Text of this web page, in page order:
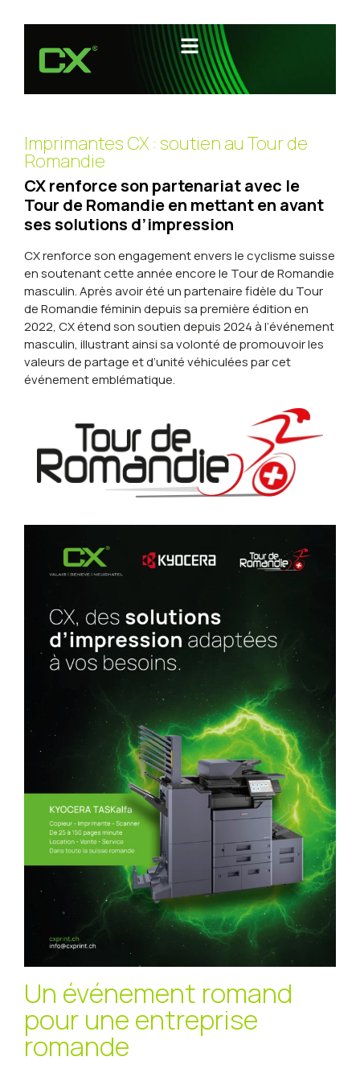
Imprimantes CX : soutien au Tour de
Romandie
CX renforce son partenariat avec le
Tour de Romandie en mettant en avant
ses solutions d’impression
CX renforce son engagement envers le cyclisme suisse
en soutenant cette année encore le Tour de Romandie
masculin. Après avoir été un partenaire fidèle du Tour
de Romandie féminin depuis sa première édition en
2022, CX étend son soutien depuis 2024 à l’événement
masculin, illustrant ainsi sa volonté de promouvoir les
valeurs de partage et d’unité véhiculées par cet
événement emblématique.
Un événement romand
pour une entreprise
romande